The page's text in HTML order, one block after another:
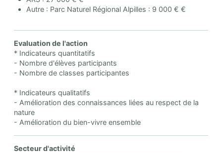
Autre : Parc Naturel Régional Alpilles : 9 000 € €
Evaluation de l'action
* Indicateurs quantitatifs
- Nombre d'élèves participants
- Nombre de classes participantes
* Indicateurs qualitatifs
- Amélioration des connaissances liées au respect de la
nature
- Amélioration du bien-vivre ensemble
Secteur d'activité